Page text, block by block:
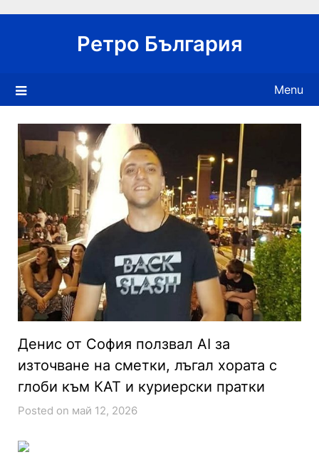
Ретро България
Menu
Денис от София ползвал AI за
източване на сметки, лъгал хората с
глоби към КАТ и куриерски пратки
Posted on май 12, 2026